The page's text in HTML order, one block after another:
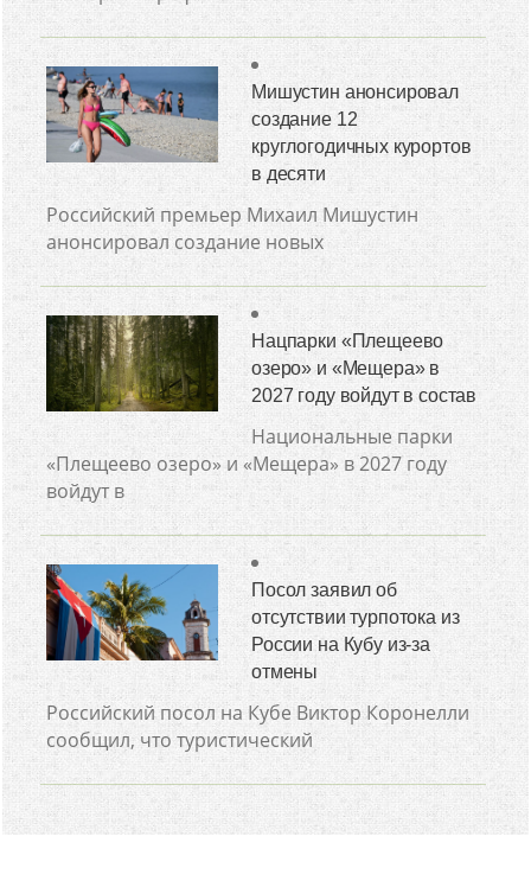
Мишустин анонсировал
создание 12
круглогодичных курортов
в десяти
Российский премьер Михаил Мишустин
анонсировал создание новых
Нацпарки «Плещеево
озеро» и «Мещера» в
2027 году войдут в состав
Национальные парки
«Плещеево озеро» и «Мещера» в 2027 году
войдут в
Посол заявил об
отсутствии турпотока из
России на Кубу из-за
отмены
Российский посол на Кубе Виктор Коронелли
сообщил, что туристический